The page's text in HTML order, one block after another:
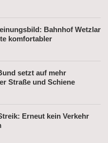
Bahnhof Wetzlar
komfortabler
setzt auf mehr
Straße und Schiene
Erneut kein Verkehr